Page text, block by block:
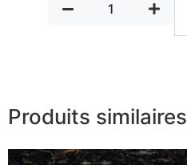
Produits similaires